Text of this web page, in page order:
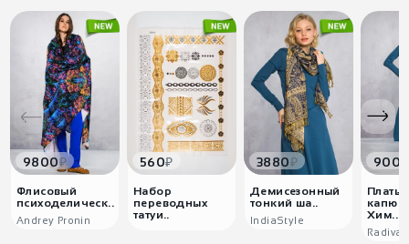
9800₽
Флисовый
психоделическ..
Andrey Pronin
560₽
Набор
переводных
татуи..
3880₽
Демисезонный
тонкий ша..
IndiaStyle
Платье
Хим..